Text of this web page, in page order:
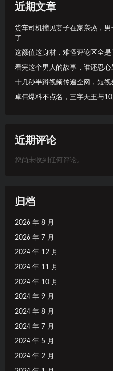
近期文章
货车司机撞见妻子在家亲热，
了
这颜值这身材，难怪评论区全是
看完这个男人的故事，谁还忍心
十几秒半蹲视频传遍全网，短
卓伟爆料不点名，三字天王与
近期评论
您尚未收到任何评论。
归档
2026 年 8 月
2026 年 7 月
2024 年 12 月
2024 年 11 月
2024 年 10 月
2024 年 9 月
2024 年 8 月
2024 年 7 月
2024 年 5 月
2024 年 2 月